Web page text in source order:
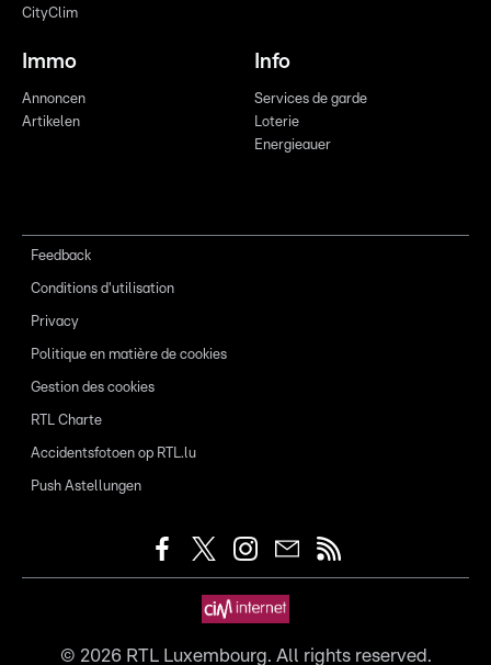
CityClim
Immo
Annoncen
Artikelen
Info
Services de garde
Loterie
Energieauer
Feedback
Conditions d'utilisation
Privacy
Politique en matière de cookies
Gestion des cookies
RTL Charte
Accidentsfotoen op RTL.lu
Push Astellungen
© 2026RTL Luxembourg. All rights reserved.